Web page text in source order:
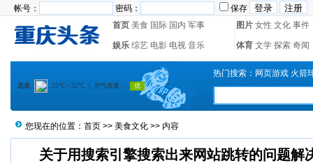
帐号： 密码：
保存
首页 美食 国际 国内 军事 图片 女性 文化 事件
娱乐 综艺 电影 电视 音乐 体育 文学 探索 奇闻
热门搜索： 网页游戏 火箭
您现在的位置： 首页 >> 美食文化 >> 内容
关于用搜索引擎搜索出来网站跳转的问题解